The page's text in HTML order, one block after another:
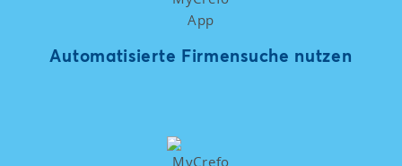
Automatisierte Firmensuche nutzen